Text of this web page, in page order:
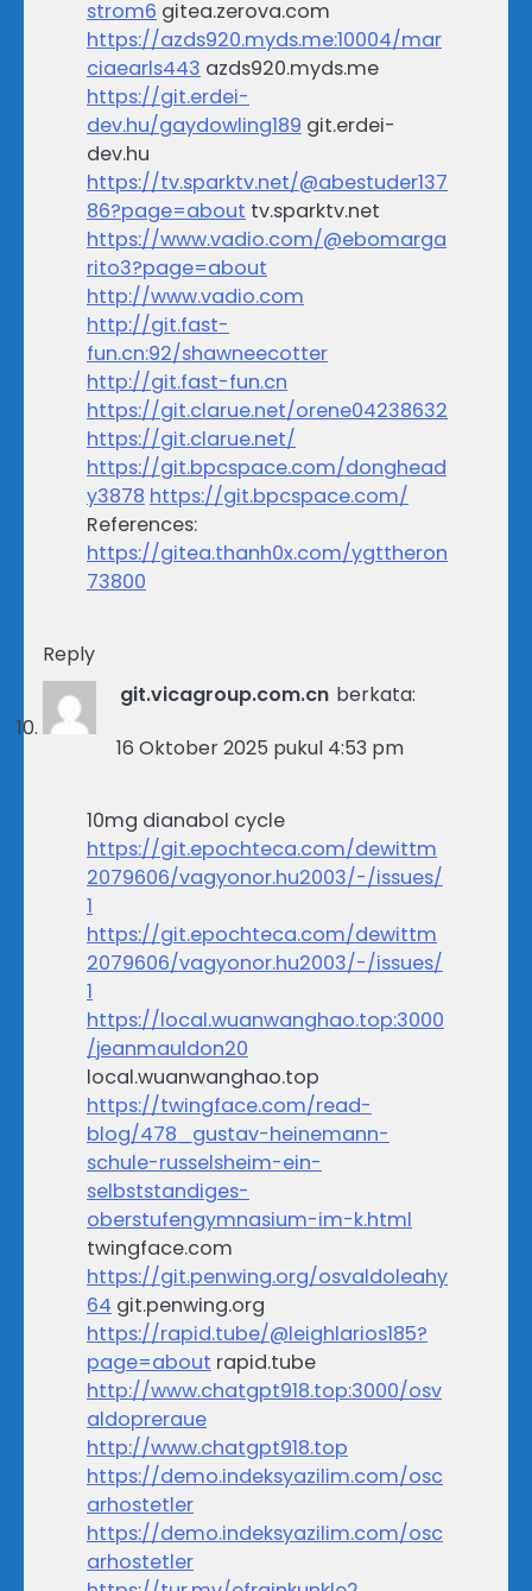
strom6 gitea.zerova.com
https://azds920.myds.me:10004/mar
ciaearls443 azds920.myds.me
https://git.erdei-
dev.hu/gaydowling189 git.erdei-
dev.hu
https://tv.sparktv.net/@abestuder137
86?page=about tv.sparktv.net
https://www.vadio.com/@ebomarga
rito3?page=about
http://www.vadio.com
http://git.fast-
fun.cn:92/shawneecotter
http://git.fast-fun.cn
https://git.clarue.net/orene04238632
https://git.clarue.net/
https://git.bpcspace.com/donghead
y3878 https://git.bpcspace.com/
References:
https://gitea.thanh0x.com/ygttheron
73800
Reply
git.vicagroup.com.cn berkata:
16 Oktober 2025 pukul 4:53 pm
10mg dianabol cycle
https://git.epochteca.com/dewittm
2079606/vagyonor.hu2003/-/issues/
1
https://git.epochteca.com/dewittm
2079606/vagyonor.hu2003/-/issues/
1
https://local.wuanwanghao.top:3000
/jeanmauldon20
local.wuanwanghao.top
https://twingface.com/read-
blog/478_gustav-heinemann-
schule-russelsheim-ein-
selbststandiges-
oberstufengymnasium-im-k.html
twingface.com
https://git.penwing.org/osvaldoleahy
64 git.penwing.org
https://rapid.tube/@leighlarios185?
page=about rapid.tube
http://www.chatgpt918.top:3000/osv
aldopreraue
http://www.chatgpt918.top
https://demo.indeksyazilim.com/osc
arhostetler
https://demo.indeksyazilim.com/osc
arhostetler